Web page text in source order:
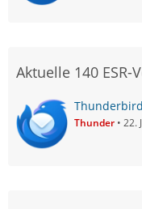
Aktuelle 140 ESR-
Thunder 22.